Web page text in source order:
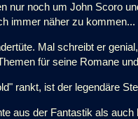
nur noch um John Scoro
immer näher zu kommen...
Mal schreibt er
für seine Romane
rankt, ist der legendäre
aus der Fantastik als